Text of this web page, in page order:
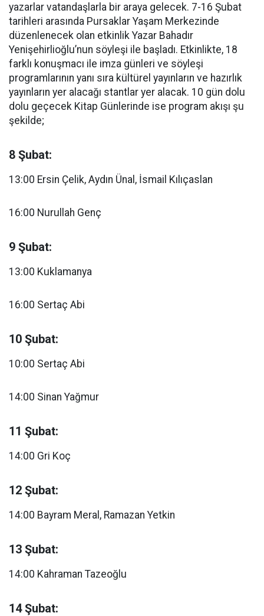
yazarlar vatandaşlarla bir araya gelecek. 7-16 Şubat
tarihleri arasında Pursaklar Yaşam Merkezinde
düzenlenecek olan etkinlik Yazar Bahadır
Yenişehirlioğlu’nun söyleşi ile başladı. Etkinlikte, 18
farklı konuşmacı ile imza günleri ve söyleşi
programlarının yanı sıra kültürel yayınların ve hazırlık
yayınların yer alacağı stantlar yer alacak. 10 gün dolu
dolu geçecek Kitap Günlerinde ise program akışı şu
şekilde;
8 Şubat:
13:00 Ersin Çelik, Aydın Ünal, İsmail Kılıçaslan
16:00 Nurullah Genç
9 Şubat:
13:00 Kuklamanya
16:00 Sertaç Abi
10 Şubat:
10:00 Sertaç Abi
14:00 Sinan Yağmur
11 Şubat:
14:00 Gri Koç
12 Şubat:
14:00 Bayram Meral, Ramazan Yetkin
13 Şubat:
14:00 Kahraman Tazeoğlu
14 Şubat: